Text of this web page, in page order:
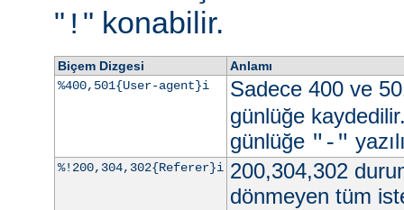
" ! " konabilir.
Biçem Dizgesi
Anlamı
%400,501{User-agent}i
Sadece 400 ve
günlüğe
günlüğe "-"
%!200,304,302{Referer}i 200,304,302
dönmeyen tüm